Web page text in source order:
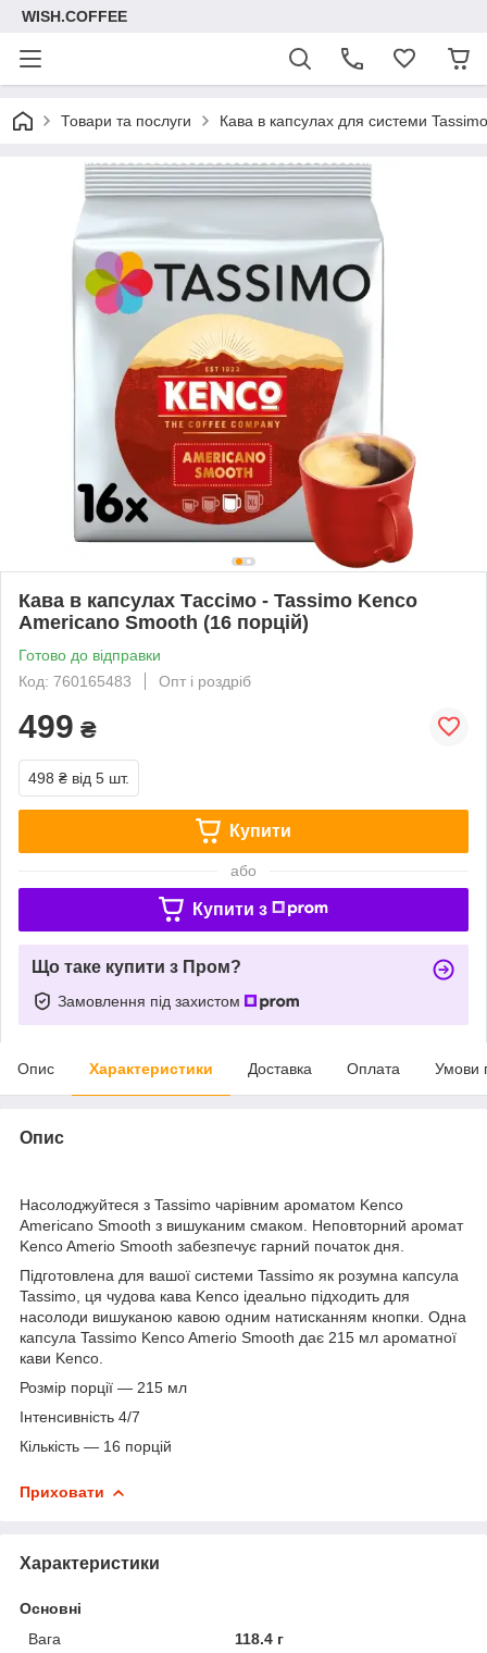
WISH.COFFEE
Товари та послуги Кава в капсулах для системи Tassimo
Кава в капсулах Тассімо - Tassimo Kenco
Americano Smooth (16 порцій)
Готово до відправки
Код: 760165483
Опт і роздріб
499 ₴
498 ₴ від 5 шт.
Купити
або
Купити з
Що таке купити з Пром?
Замовлення під захистом
Опис Характеристики Доставка Оплата Умови
Опис
Насолоджуйтеся з Tassimo чарівним ароматом Kenco
Americano Smooth з вишуканим смаком. Неповторний аромат
Kenco Amerio Smooth забезпечує гарний початок дня.
Підготовлена для вашої системи Tassimo як розумна капсула
Tassimo, ця чудова кава Kenco ідеально підходить для
насолоди вишуканою кавою одним натисканням кнопки. Одна
капсула Tassimo Kenco Amerio Smooth дає 215 мл ароматної
кави Kenco.
Розмір порції — 215 мл
Інтенсивність 4/7
Кількість — 16 порцій
Приховати
Характеристики
Основні
Вага
118.4 г